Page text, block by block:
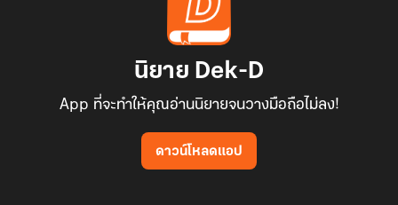
"รส... รสแค่รู้สึกว่าน้ำหอมของสิงห์วันนี้มันเหม็นมากเลยค่ะ" รสรินพูด
พลางโบกมือไล่กลิ่น "เหมือนกลิ่นปลาเค็มค้างคืนเลย"
ละหมื่นที่รสซื้อให้สิงห์เองกะมือเลยนะ"
ยังไม่ทันที่สิงหราชจะแก้ตัว เชฟเดินเข้ามาเสิร์ฟซุปมิโซะร้อนๆ ทันทีที่
นิยาย Dek-D
App ที่จะทำให้คุณอ่านนิยายจนวางมือถือไม่ลง!
ดาวน์โหลดแอป